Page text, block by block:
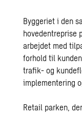
Byggeriet i den
hovedentreprise
arbejdet med
forhold til
trafik- og
implementering
Retail parken,